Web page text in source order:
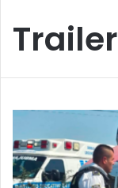
Trailer